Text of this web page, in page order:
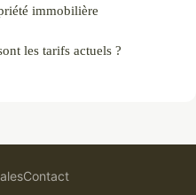
immobilière
les tarifs actuels ?
Contact